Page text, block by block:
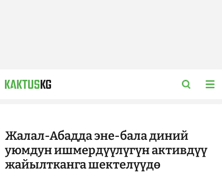
Жалал-Абадда эне-бала диний
уюмдун ишмердүүлүгүн активдүү
жайылтканга шектелүүдө